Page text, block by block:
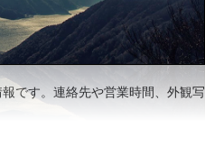
です。連絡先や営業時間、外観写